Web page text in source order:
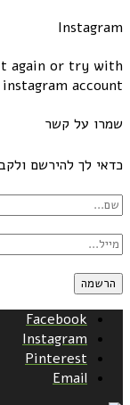
Instagram
again or try with
account.
שמרו על קשר
כדאי לך להירשם
Facebook
Instagram
Pinterest
Email